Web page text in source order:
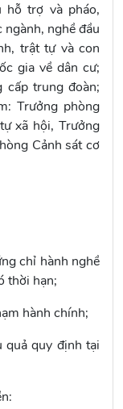
trợ và pháo,
nghề đầu
trật tự và con
gia về dân cư;
trung đoàn;
Trưởng phòng
xã hội, Trưởng
Cảnh sát cơ
chỉ hành nghề
thời hạn;
hành chính;
quả quy định tại